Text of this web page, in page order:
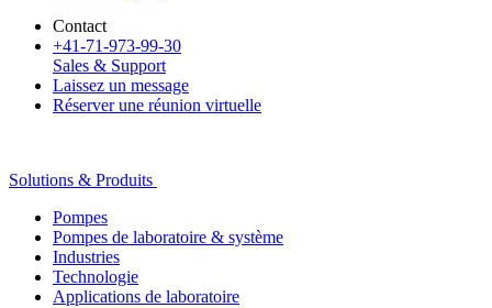
Contact
+41-71-973-99-30
Sales & Support
Laissez un message
Réserver une réunion virtuelle
Solutions & Produits
Pompes
Pompes de laboratoire & système
Industries
Technologie
Applications de laboratoire